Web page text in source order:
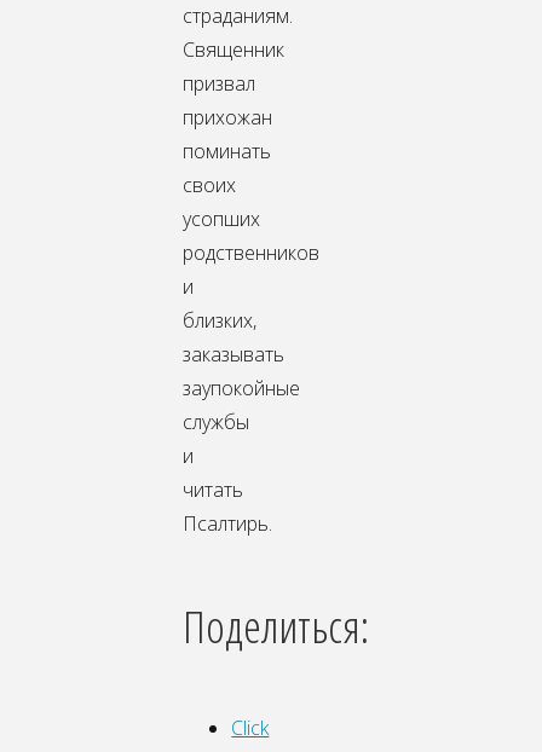
страданиям.
Священник
призвал
прихожан
поминать
своих
усопших
родственников
и
близких,
заказывать
заупокойные
службы
и
читать
Псалтирь.
Поделиться:
Click